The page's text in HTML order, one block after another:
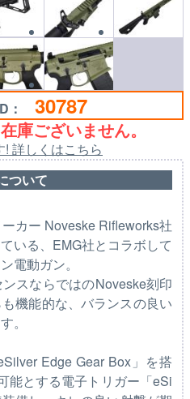
： 30787
庫ございません。
詳しくはこちら
ついて
カー Noveske Rifleworks社
いる、EMG社とコラボして
電動ガン。
スならではのNoveske刻印
機能的な、バランスの良い
。
Edge Gear Box」を搭
能とする電子トリガー「eSi